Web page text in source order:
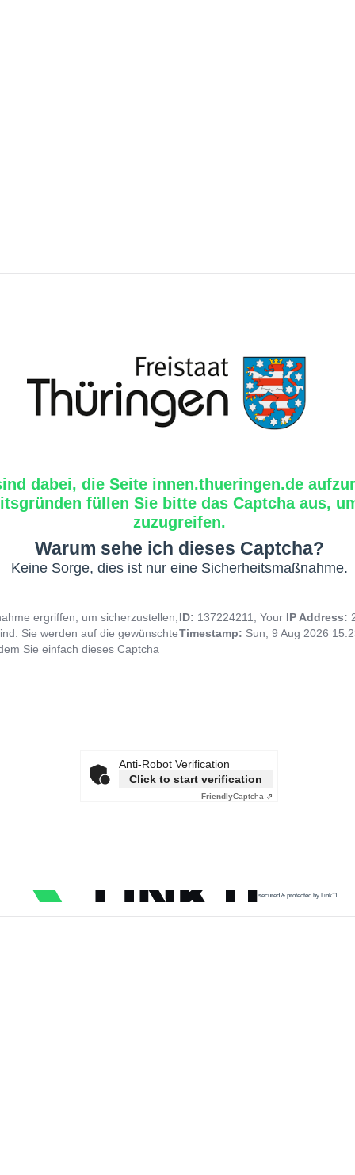
dabei, die Seite innen.thueringen.de
füllen Sie bitte das Captcha aus,
zuzugreifen.
Warum sehe ich dieses Captcha?
Keine Sorge, dies ist nur eine Sicherheitsmaßnahme.
ergriffen, um sicherzustellen,
Sie werden auf die gewünschte
Sie einfach dieses Captcha
ID: 137224211, Your IP Address:
Timestamp: Sun, 9 Aug 2026
Anti-Robot Verification
Click to start verification
FriendlyCaptcha ⇗
secured & protected by Link11